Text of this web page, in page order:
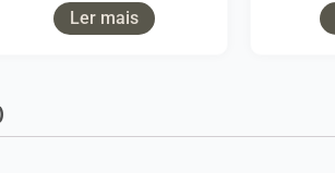
Ler mais